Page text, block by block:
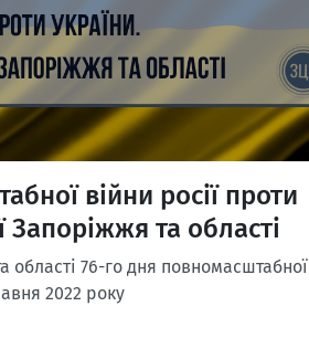
війни росії проти
Запоріжжя та області
76-го дня повномасштабної
2022 року